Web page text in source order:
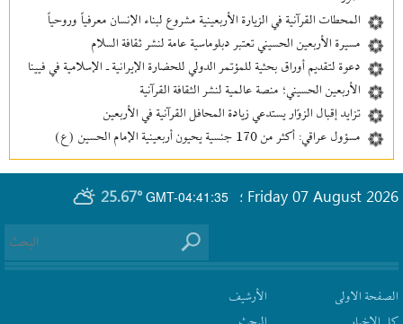
المحطات القرآنية في الزيارة الأربعينية مشروع لبناء الإنسان معرفیاً وروحياً
مسيرة الأربعين الحسيني تعتبر دبلوماسية عامة لنشر ثقافة السلام
دعوة لتقديم أوراق بحثية للمؤتمر الدولي للحضارة الإيرانية ـ الإسلامية في فيينا
الأربعين الحسيني؛ منصة عالمية لنشر الثقافة القرآنية
تزايد إقبال الزوّار يستدعي زيادة المحافل القرآنية في الأربعين
مسؤول عراقي: أكثر من 170 جنسية يحيون أربعينية الإمام الحسين (ع)
GMT-04:41:35
25.67° Friday 07 August 2026 ؛
الصفحة الاولى
الأرشیف